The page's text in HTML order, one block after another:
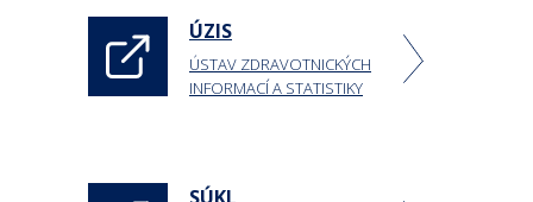
ÚZIS
ÚSTAV ZDRAVOTNICKÝCH
INFORMACÍ A STATISTIKY